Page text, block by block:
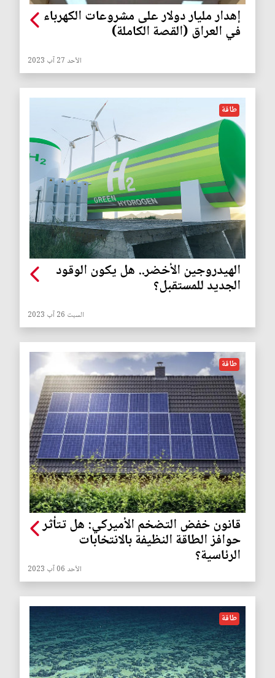
إهدار مليار دولار على مشروعات الكهرباء
في العراق (القصة الكاملة)
الأحد 27 آب 2023
طاقة
الهيدروجين الأخضر.. هل يكون الوقود
الجديد للمستقبل؟
السبت 26 آب 2023
طاقة
قانون خفض التضخم الأميركي: هل تتأثر
حوافز الطاقة النظيفة بالانتخابات
الرئاسية؟
الأحد 06 آب 2023
طاقة